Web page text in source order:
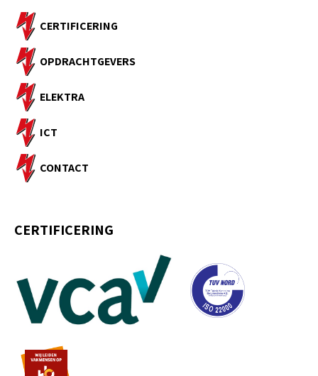
CERTIFICERING
OPDRACHTGEVERS
ELEKTRA
ICT
CONTACT
CERTIFICERING